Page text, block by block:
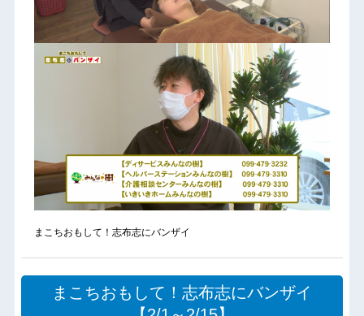
まこちおもして！志布志にバンザイ
まこちおもして！志布志にバンザイ